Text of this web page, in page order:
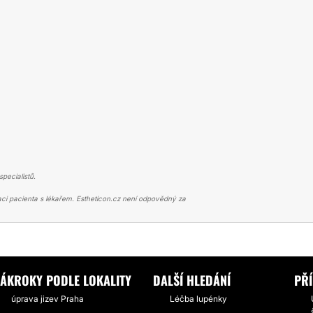
pacienta s lékařem. Estheticon.cz není odpovědný za
PODLE LOKALITY
úprava jizev Praha
DALŠÍ HLEDÁNÍ
Léčba lupénky